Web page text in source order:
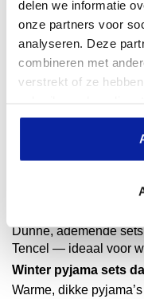
delen we informatie
onze partners voor
analyseren. Deze
combineren met
verstrekt of ze
We geven dit in onze
het kopje duurzame
heerlijk comfortabel,
Zomer- en winter
Dunne, ademende
Tencel — ideaal voor
Winter pyjama sets
Warme, dikke